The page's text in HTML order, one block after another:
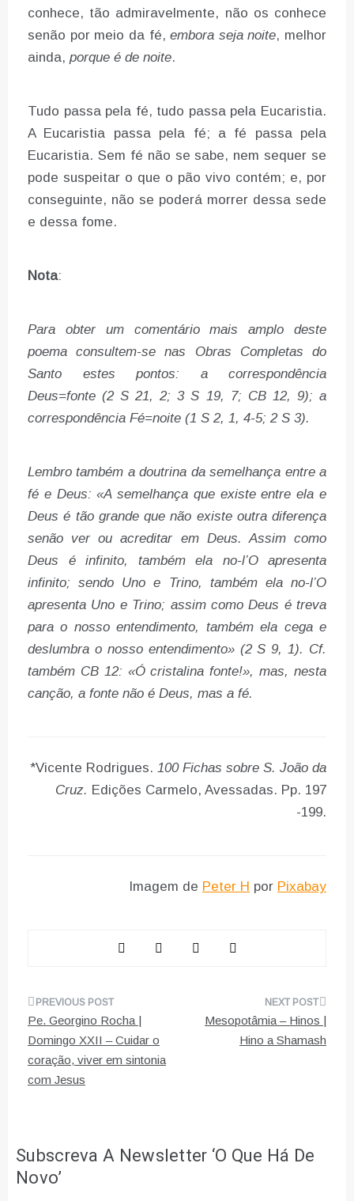
conhece, tão admiravelmente, não os conhece
senão por meio da fé,embora seja noite, melhor
ainda, porque é de noite.
Tudo passa pela fé, tudo passa pela Eucaristia.
A Eucaristia passa pela fé; a fé passa pela
Eucaristia. Sem fé não se sabe, nem sequer se
pode suspeitar o que o pão vivo contém; e, por
conseguinte, não se poderá morrer dessa sede
e dessa fome.
Nota:
Para obter um comentário mais amplo deste
poema consultem-se nas Obras Completas do
Santo estes pontos: a correspondência
Deus=fonte (2 S 21, 2; 3 S 19, 7; CB 12, 9); a
correspondência Fé=noite (1 S 2, 1, 4-5; 2 S 3).
Lembro também a doutrina da semelhança entre a
fé e Deus: «A semelhança que existe entre ela e
Deus é tão grande que não existe outra diferença
senão ver ou acreditar em Deus. Assim como
Deus é infinito, também ela no-l’O apresenta
infinito; sendo Uno e Trino, também ela no-l’O
apresenta Uno e Trino; assim como Deus é treva
para o nosso entendimento, também ela cega e
deslumbra o nosso entendimento» (2 S 9, 1). Cf.
também CB 12: «Ó cristalina fonte!», mas, nesta
canção, a fonte não é Deus, mas a fé.
*Vicente Rodrigues. 100 Fichas sobre S. João da
Cruz. Edições Carmelo, Avessadas. Pp. 197
-199.
Imagem de Peter H por Pixabay
Navegação
de
artigos
Pe. Georgino Rocha |
Domingo XXII – Cuidar o
coração, viver em sintonia
com Jesus
Mesopotâmia – Hinos |
Hino a Shamash
Subscreva A Newsletter ‘O Que Há De
Novo’